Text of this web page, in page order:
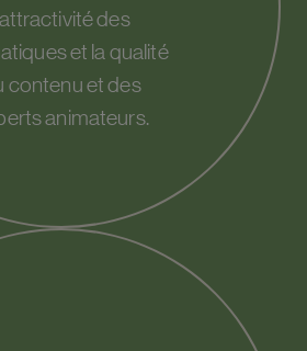
des
et la qualité
contenu et des
animateurs.